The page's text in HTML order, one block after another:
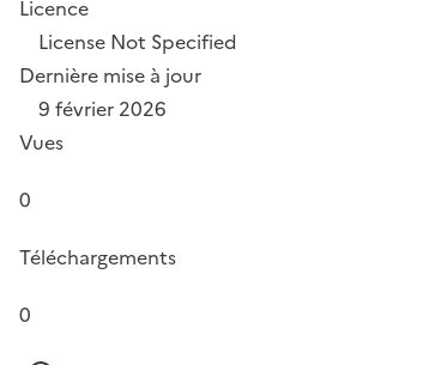
Licence
License Not Specified
Dernière mise à jour
9 février 2026
Vues
0
Téléchargements
0